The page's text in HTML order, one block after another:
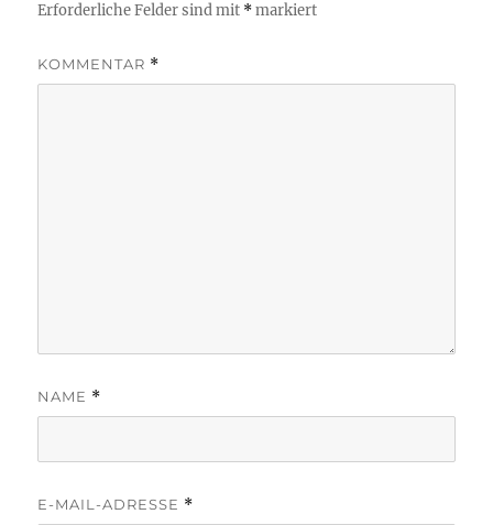
Erforderliche Felder sind mit *markiert
KOMMENTAR *
NAME *
E-MAIL-ADRESSE *